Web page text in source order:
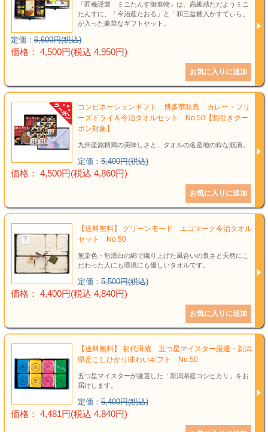
「匠菴謹製 ミニたんす御進物」は、高級感ただようミニ
たんすに、「今治産たおる」と「和三盆糖入かすてぃら」
が入った豪華なギフトセット。
定価： 6,600円(税込)
価格： 4,500円(税込 4,950円)
コンビネーションギフト 博多華味鳥 カレー・フリ
ーズドライ＆今治タオルセット No.50【割引きクー
ポン対象】
九州産銘柄鶏の美味しさと、タオルの名産地の粋な競演。
定価： 5,400円(税込)
価格： 4,500円(税込 4,860円)
【送料無料】 グリーンモード エコマーク今治タオル
セット No.50
無染色・無漂白の綿で織り上げた風合いの良さと天然にこ
だわった人にも環境にも優しいタオルです。
定価： 5,500円(税込)
価格： 4,400円(税込 4,840円)
【送料無料】 初代田蔵 五つ星マイスター厳選・新潟
県産こしひかり味わいギフト No.50
五つ星マイスターが厳選した「新潟県産コシヒカリ」をお
届けします。
定価： 5,400円(税込)
価格： 4,481円(税込 4,840円)